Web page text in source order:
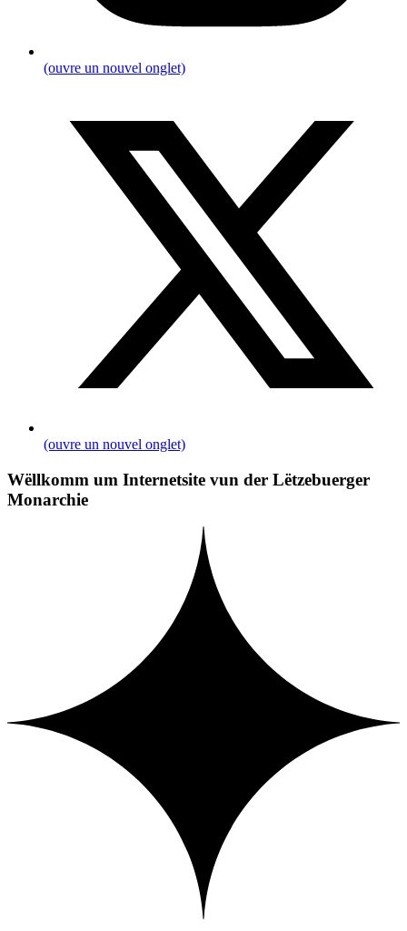
(ouvre un nouvel onglet)
(ouvre un nouvel onglet)
Wëllkomm um Internetsite vun der Lëtzebuerger
Monarchie